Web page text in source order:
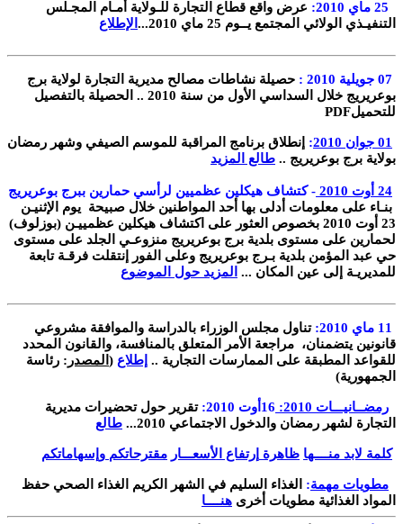
25 ماي 2010:
عرض واقع قطاع التجارة للـولاية أمـام المجـلس
التنفيـذي الولائي المجتمع يــوم 25 ماي 2010
... الإطلاع
07 جويلية 2010 :
حصيلة نشاطات مصالح مديرية التجارة لولاية برج
بوعريريج خلال السداسي الأول من سنة 2010 .. الحصيلة بالتفصيل
للتحميلPDF
01 جوان 2010 : إنطلاق برنامج المراقبة للموسم الصيفي وشهر رمضان
بولاية برج بوعريريج .. طالع المزيد
24 أوت 2010 -كتشاف هيكلين عظميين لرأسي حمارين ببرج بوعريريج
بنـاء على معلومات أدلى بها أحد المواطنين خلال صبيحة يوم الإثنيـن
23 أوت 2010 بخصوص العثور على اكتشاف هيكلين عظمييـن (بوزلوف)
لحمارين على مستوى بلدية برج بوعريريج منزوعـي الجلد على مستوى
حي عبد المؤمن بلدية بـرج بوعريريج وعلى الفور إنتقلت فرقـة تابعة
للمديريـة إلى عين المكان ... المزيد حول الموضوع
11 ماي 2010 : تناول مجلس الوزراء بالدراسة والموافقة مشروعي
قانونين يتضمنان، مراجعة الأمر المتعلق بالمنافسة، والقانون المحدد
للقواعد المطبقة على الممارسات التجارية .. إطلاع ( المصدر : رئاسة
الجمهورية)
رمضــانيـــات 2010: 16أوت 2010:
تقرير حول تحضيرات مديرية
التجارة لشهر رمضان والدخول الاجتماعي 2010...
طالع
كلمة لابد منــــها ظاهرة إرتفاع الأسعـــار مقترحاتكم وإسهاماتكم
مطويات مهمة: الغذاء السليم في الشهر الكريم
الغذاء الصحي حفظ
المواد الغذائية مطويات أخرى هنــــا